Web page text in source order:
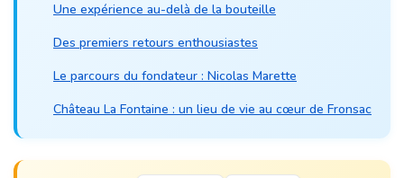
Une expérience au-delà de la bouteille
Des premiers retours enthousiastes
Le parcours du fondateur : Nicolas Marette
Château La Fontaine : un lieu de vie au cœur de Fronsac